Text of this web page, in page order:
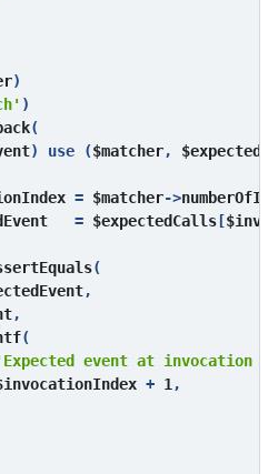
)
)
(
) use ($matcher,
= $matcher->
= $expectedCalls [
(
,
,
(
event at invocation
+ 1 ,